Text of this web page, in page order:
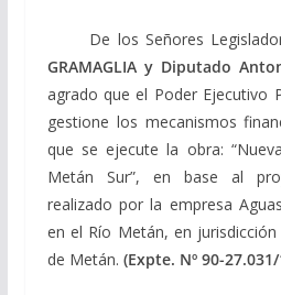
De los Señores
GRAMAGLIA y Diputado
agrado que el Poder Ejecutivo
gestione los mecanismos
que se ejecute la obra:
Metán Sur”, en base al
realizado por la empresa
en el Río Metán, en jurisdicción
de Metán. (Expte. Nº 90-27.031/